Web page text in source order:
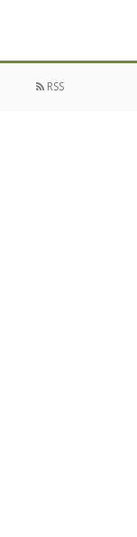
RSS